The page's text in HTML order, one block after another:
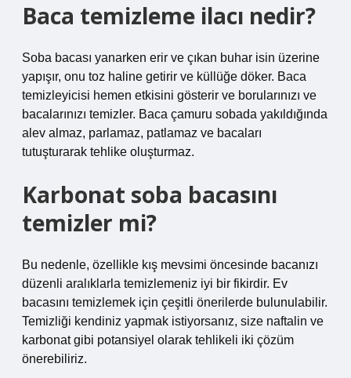
Baca temizleme ilacı nedir?
Soba bacası yanarken erir ve çıkan buhar isin üzerine
yapışır, onu toz haline getirir ve küllüğe döker. Baca
temizleyicisi hemen etkisini gösterir ve borularınızı ve
bacalarınızı temizler. Baca çamuru sobada yakıldığında
alev almaz, parlamaz, patlamaz ve bacaları
tutuşturarak tehlike oluşturmaz.
Karbonat soba bacasını
temizler mi?
Bu nedenle, özellikle kış mevsimi öncesinde bacanızı
düzenli aralıklarla temizlemeniz iyi bir fikirdir. Ev
bacasını temizlemek için çeşitli önerilerde bulunulabilir.
Temizliği kendiniz yapmak istiyorsanız, size naftalin ve
karbonat gibi potansiyel olarak tehlikeli iki çözüm
önerebiliriz.